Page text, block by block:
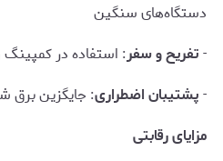
دستگاه‌های سنگین
-تفریح و سفر: استفاده در
-پشتیبان اضطراری: جایگزین برق
مزایای رقابتی